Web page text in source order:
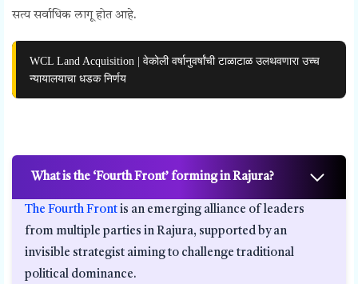
सत्य सर्वाधिक लागू होत आहे.
WCL Land Acquisition | वेकोली वर्षानुवर्षांची टाळाटाळ उलथवणारा उच्च
न्यायालयाचा धडक निर्णय
What is the ‘Fourth Front’ forming in Rajura?
The Fourth Front is an emerging alliance of leaders
from multiple parties in Rajura, supported by an
invisible strategist aiming to challenge traditional
political dominance.